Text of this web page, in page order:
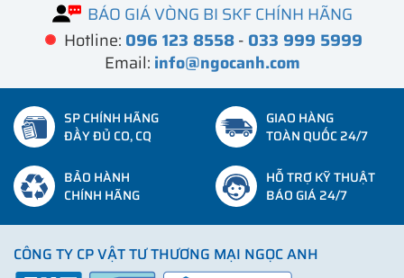
BÁO GIÁ VÒNG BI SKF CHÍNH HÃNG
Hotline: 096 123 8558- 033 999 5999
Email: info@ngocanh.com
SP CHÍNH HÃNG
ĐẦY ĐỦ CO, CQ
GIAO HÀNG
TOÀN QUỐC 24/7
BẢO HÀNH
CHÍNH HÃNG
HỖ TRỢ KỸ THUẬT
BÁO GIÁ 24/7
CÔNG TY CP VẬT TƯ THƯƠNG MẠI NGỌC ANH